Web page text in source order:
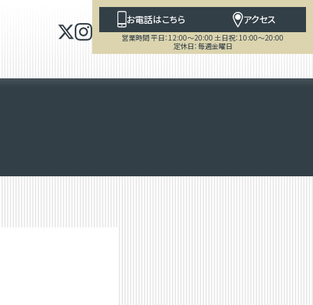
お電話はこちら アクセス
営業時間 平日：12:00～20:00 土日祝：10:00～20:00
定休日：毎週金曜日